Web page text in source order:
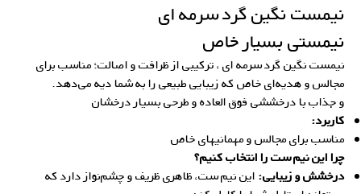
نیمست نگین گرد سرمه ای
نیمستی بسیار خاص
نیمست نگین گرد سرمه ای ، ترکیبی از ظرافت و اصالت؛ مناسب برای
مجالس و هدیه‌ای خاص که زیبایی طبیعی را به شما دیه می‌دهد.
و جذاب با درخششی فوق العاده و طرحی بسیار درخشان
کاربرد:
مناسب برای مجالس و مهمانیهای خاص
چرا این نیم ست را انتخاب کنیم؟
درخشش و زیبایی: این نیم ست، ظاهری ظریف و چشم‌نواز دارد که